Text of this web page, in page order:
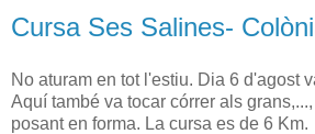
Cursa Ses Salines-
No aturam en tot l'estiu. Dia 6 d'agost
Aquí també va tocar córrer als
posant en forma. La cursa es de 6 Km.